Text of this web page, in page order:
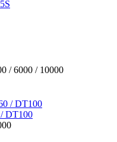
/ 6000 / 10000
DT100